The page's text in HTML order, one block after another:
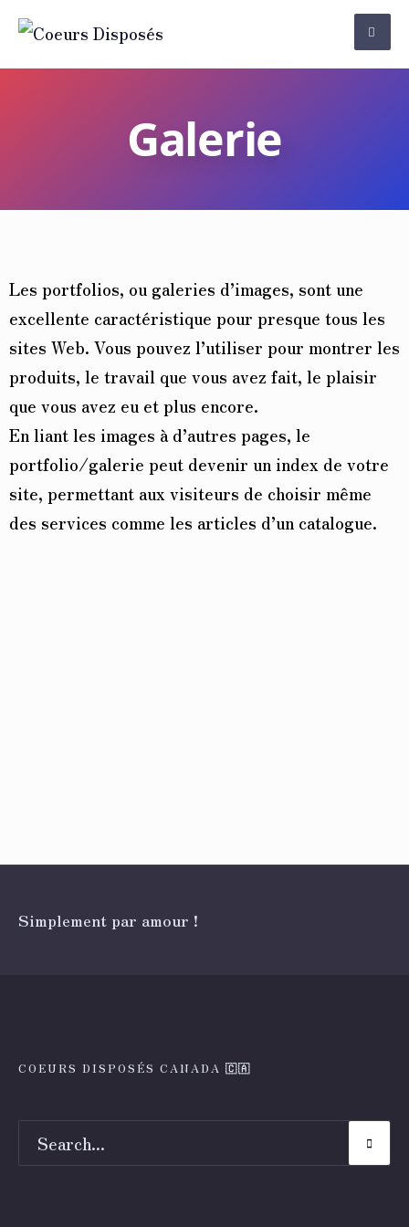
Galerie
Les portfolios, ou galeries d’images, sont une
excellente caractéristique pour presque tous les
sites Web. Vous pouvez l’utiliser pour montrer les
produits, le travail que vous avez fait, le plaisir
que vous avez eu et plus encore.
En liant les images à d’autres pages, le
portfolio/galerie peut devenir un index de votre
site, permettant aux visiteurs de choisir même
des services comme les articles d’un catalogue.
Simplement par amour !
COEURS DISPOSÉS CANADA 🇨🇦